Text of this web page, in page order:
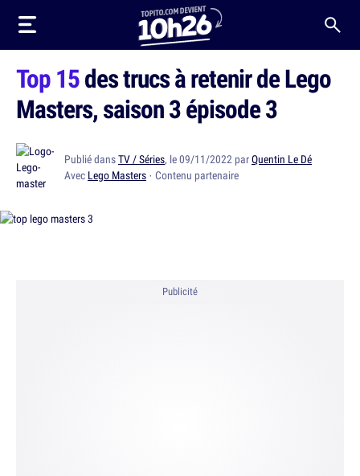
Top 15des trucs à retenir de Lego
Masters, saison 3 épisode 3
Publié dansTV / Séries, le 09/11/2022 parQuentin Le Dé
Avec Lego Masters · Contenu partenaire
Publicité